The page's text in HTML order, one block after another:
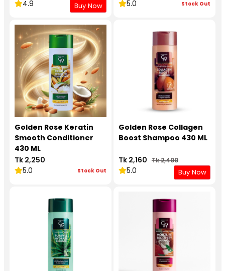
4.9 Buy Now
5.0
Stock Out
Golden Rose Keratin
Smooth Conditioner
430 ML
Tk 2,250
5.0
Stock Out
Golden Rose Collagen
Boost Shampoo 430 ML
Tk 2,160 Tk 2,400
5.0 Buy Now